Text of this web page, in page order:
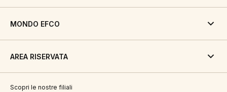
MONDO EFCO
AREA RISERVATA
Scopri le nostre filiali